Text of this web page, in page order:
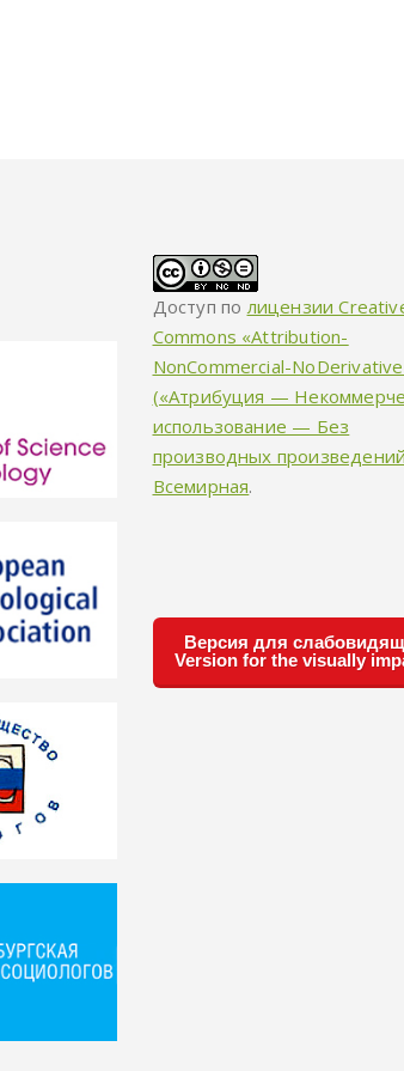
Доступ по лицензии
Commons «Attribution-
NonCommercial-
(«Атрибуция —
использование — Без
производных
Всемирная.
Версия для
Version for the visually